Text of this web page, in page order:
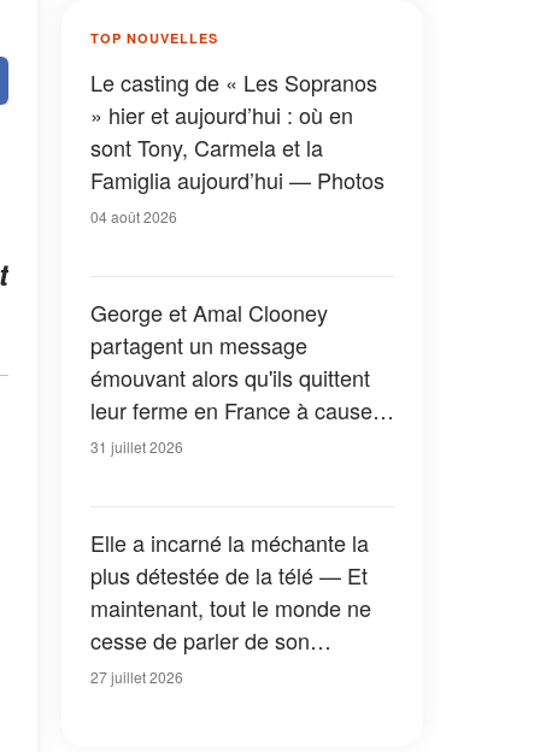
TOP NOUVELLES
Le casting de « Les Sopranos
» hier et aujourd’hui : où en
sont Tony, Carmela et la
Famiglia aujourd’hui — Photos
04 août 2026
George et Amal Clooney
partagent un message
émouvant alors qu'ils quittent
leur ferme en France à cause
des feux de forêt — Tous les
31 juillet 2026
Elle a incarné la méchante la
plus détestée de la télé — Et
maintenant, tout le monde ne
cesse de parler de son
apparition dans la nouvelle
27 juillet 2026